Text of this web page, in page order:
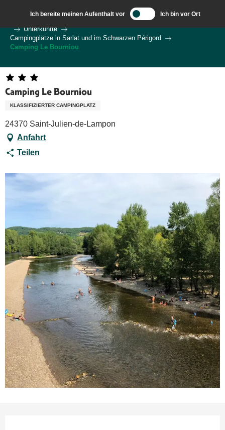
contenu
principal
Ich bereite meinen Aufenthalt vor Ich bin vor Ort
Ich bereite meine Reise vor
Unterkünfte
Campingplätze in Sarlat und im Schwarzen Périgord
Camping Le Bourniou
Camping Le Bourniou
KLASSIFIZIERTER CAMPINGPLATZ
24370 Saint-Julien-de-Lampon
Anfahrt
Teilen